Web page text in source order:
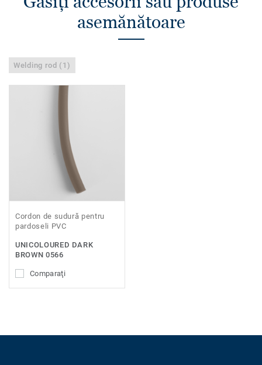
asemănătoare
Welding rod (1)
Cordon de sudură pentru
pardoseli PVC
UNICOLOURED DARK
BROWN 0566
Comparaţi